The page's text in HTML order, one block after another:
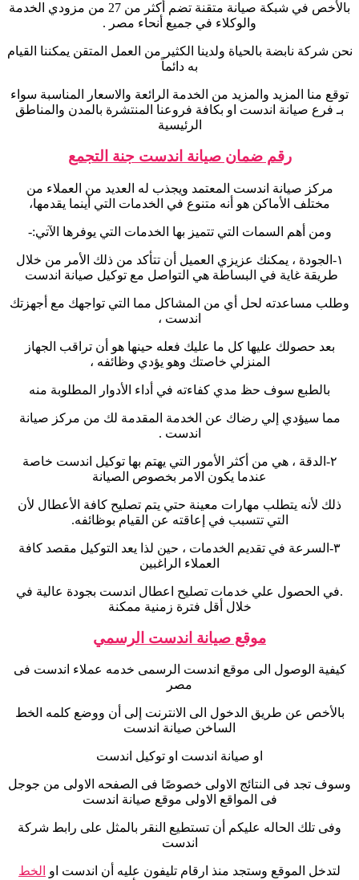
بالأخص في شبكة صيانة متقنة تضم أكثر من 27 من مزودي الخدمة
والوكلاء في جميع أنحاء مصر .
نحن شركة نابضة بالحياة ولدينا الكثير من العمل المتقن يمكننا القيام
به دائماً
توقع منا المزيد والمزيد من الخدمة الرائعة والاسعار المناسبة سواء
بـ فرع صيانة اندست او بكافة فروعنا المنتشرة بالمدن والمناطق
الرئيسية
رقم ضمان صيانة اندست جنة التجمع
مركز صيانة اندست المعتمد ويجذب له العديد من العملاء من
مختلف الأماكن هو أنه متنوع في الخدمات التي أينما يقدمها،
ومن أهم السمات التي تتميز بها الخدمات التي يوفرها الآتي:-
١- الجودة ، يمكنك عزيزي العميل أن تتأكد من ذلك الأمر من خلال
طريقة غاية في البساطة هي التواصل مع توكيل صيانة اندست
وطلب مساعدته لحل أي من المشاكل مما التي تواجهك مع أجهزتك
اندست ،
بعد حصولك عليها كل ما عليك فعله حينها هو أن تراقب الجهاز
المنزلي خاصتك وهو يؤدي وظائفه ،
بالطبع سوف حظ مدي كفاءته في أداء الأدوار المطلوبة منه
مما سيؤدي إلي رضاك عن الخدمة المقدمة لك من مركز صيانة
اندست .
٢- الدقة ، هي من أكثر الأمور التي يهتم بها توكيل اندست خاصة
عندما يكون الامر بخصوص الصيانة
ذلك لأنه يتطلب مهارات معينة حتي يتم تصليح كافة الأعطال لأن
التي تتسبب في إعاقته عن القيام بوظائفه.
٣- السرعة في تقديم الخدمات ، حين لذا يعد التوكيل مقصد كافة
العملاء الراغبين
.في الحصول علي خدمات تصليح اعطال اندست بجودة عالية في
خلال أقل فترة زمنية ممكنة
موقع صيانة اندست الرسمي
كيفية الوصول الى موقع اندست الرسمى خدمه عملاء اندست فى
مصر
بالأخص عن طريق الدخول الى الانترنت إلى أن ووضع كلمه الخط
الساخن صيانة اندست
او صيانة اندست او توكيل اندست
وسوف تجد فى النتائج الاولى خصوصًا فى الصفحه الاولى من جوجل
فى المواقع الاولى موقع صيانة اندست
وفى تلك الحاله عليكم أن تستطيع النقر بالمثل على رابط شركة
اندست
لتدخل الموقع وستجد منذ ارقام تليفون عليه أن اندست او الخط